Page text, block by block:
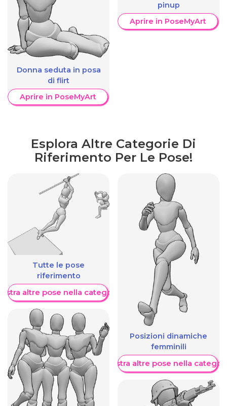
Donna seduta in posa
di flirt
Aprire in PoseMyArt
pinup
Aprire in PoseMyArt
Esplora Altre Categorie Di
Riferimento Per Le Pose!
Tutte le pose
riferimento
altre pose nella categoria
Posizioni dinamiche
femminili
Mostra altre pose nella